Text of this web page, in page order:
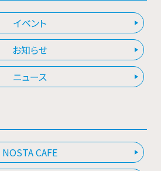
イベント
お知らせ
ニュース
NOSTA CAFE